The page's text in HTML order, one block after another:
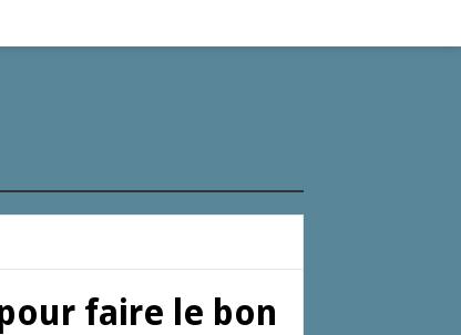
faire le bon